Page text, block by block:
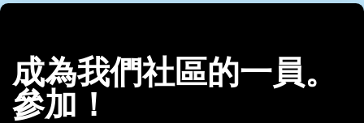
成為我們社區的一員。
參加！